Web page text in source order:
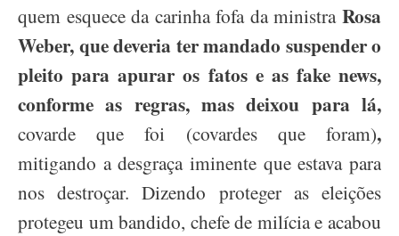
quem esquece da carinha fofa da ministra Rosa
Weber, que deveria ter mandado suspender o
pleito para apurar os fatos e as fake news,
conforme as regras, mas deixou para lá,
covarde que foi (covardes que foram),
mitigando a desgraça iminente que estava para
nos destroçar. Dizendo proteger as eleições
protegeu um bandido, chefe de milícia e acabou